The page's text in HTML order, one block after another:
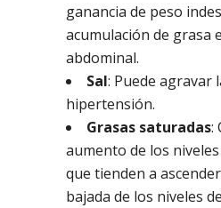
ganancia de peso
acumulación de grasa
abdominal.
Sal: Puede agravar
hipertensión.
Grasas saturadas:
aumento de los
que tienden a
bajada de los niveles